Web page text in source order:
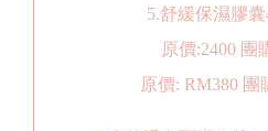
5.舒緩保濕膠
原價:2400 團
原價: RM380 團